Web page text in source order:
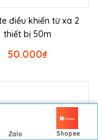
Zalo Shopee
điều khiển từ xa 2
thiết bị 50m
₫
50.000